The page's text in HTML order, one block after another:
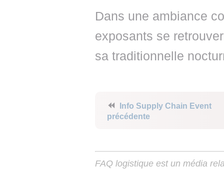
Dans une ambiance
exposants se
sa traditionnelle
⏪
Info Supply Chain Event
précédente
FAQ logistique est un média